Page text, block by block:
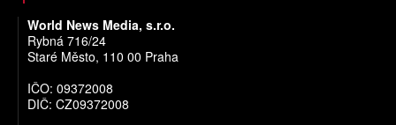
World News Media, s.r.o.
Rybná 716/24
Staré Město, 110 00 Praha
IČO: 09372008
DIČ: CZ09372008